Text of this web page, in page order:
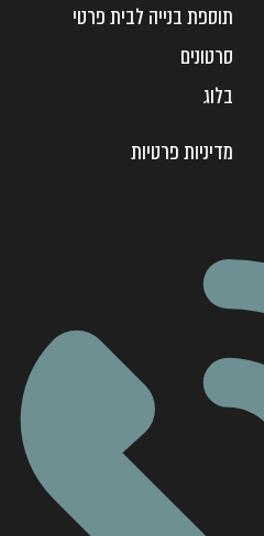
תוספת בנייה לבית פרטי
סרטונים
בלוג
מדיניות פרטיות